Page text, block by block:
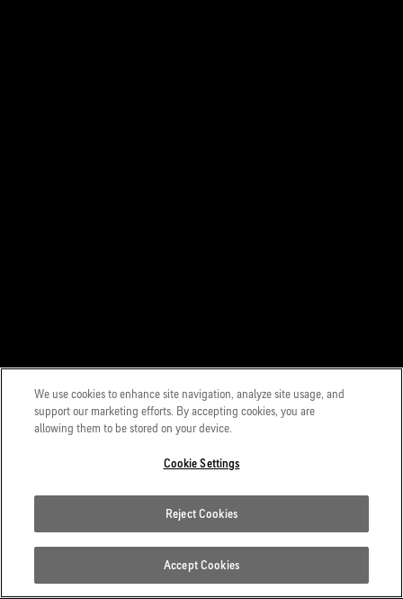
We use cookies to enhance site navigation, analyze site usage, and
support our marketing efforts. By accepting cookies, you are
allowing them to be stored on your device.
Cookie Settings
Reject Cookies
Accept Cookies